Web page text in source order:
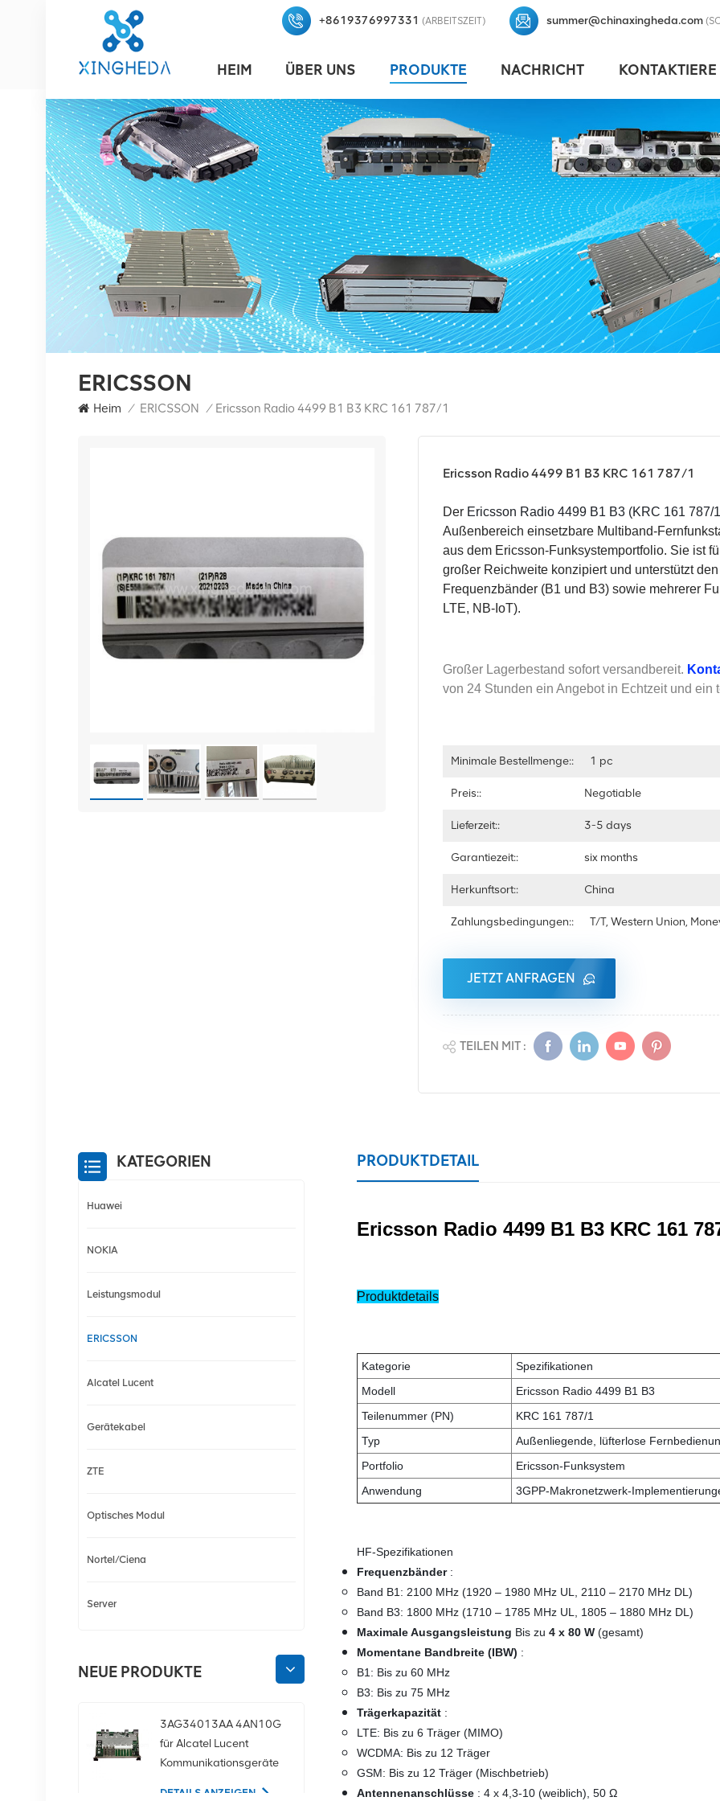
+8619376997331 (ARBEITSZEIT) summer@chinaxingheda.com
HEIM ÜBER UNS PRODUKTE NACHRICHT KONTAKTIERE
ERICSSON
Heim / ERICSSON / Ericsson Radio 4499 B1 B3 KRC 161 787/1
Ericsson Radio 4499 B1 B3 KRC 161 787/1
Der Ericsson Radio 4499 B1 B3 (KRC 161 787/
Außenbereich einsetzbare Multiband-
aus dem Ericsson-Funksystemportfolio. Sie ist
großer Reichweite konzipiert und unterstützt
Frequenzbänder (B1 und B3) sowie mehrerer
LTE, NB-IoT).
Großer Lagerbestand sofort versandbereit.
von 24 Stunden ein Angebot in Echtzeit und ein
Minimale Bestellmenge:: 1 pc
Preis:: Negotiable
Lieferzeit:: 3-5 days
Garantiezeit:: six months
Herkunftsort:: China
Zahlungsbedingungen:: T/T, Western Union,
JETZT ANFRAGEN
TEILEN MIT :
PRODUKTDETAIL
Ericsson Radio 4499 B1 B3 KRC 161
Produktdetails
Kategorie
Spezifikationen
Modell
Ericsson Radio 4499 B1 B3
Teilenummer (PN)
KRC 161 787/1
Typ
Außenliegende, lüfterlose
Portfolio
Ericsson-Funksystem
Anwendung
3GPP-Makronetzwerk-
HF-Spezifikationen
Frequenzbänder :
Band B1: 2100 MHz (1920 – 1980 MHz UL, 2110 – 2170 MHz DL)
Band B3: 1800 MHz (1710 – 1785 MHz UL, 1805 – 1880 MHz DL)
Maximale Ausgangsleistung Bis zu4 x 80 W(gesamt)
Momentane Bandbreite (IBW) :
B1: Bis zu 60 MHz
B3: Bis zu 75 MHz
Trägerkapazität :
LTE: Bis zu 6 Träger (MIMO)
WCDMA: Bis zu 12 Träger
GSM: Bis zu 12 Träger (Mischbetrieb)
Antennenanschlüsse : 4 x 4,3-10 (weiblich), 50 Ω
KATEGORIEN
Huawei
NOKIA
Leistungsmodul
ERICSSON
Alcatel Lucent
Gerätekabel
ZTE
Optisches Modul
Nortel/Ciena
Server
NEUE PRODUKTE
3AG34013AA 4AN10G
für Alcatel Lucent
Kommunikationsgeräte
DETAILS ANZEIGEN